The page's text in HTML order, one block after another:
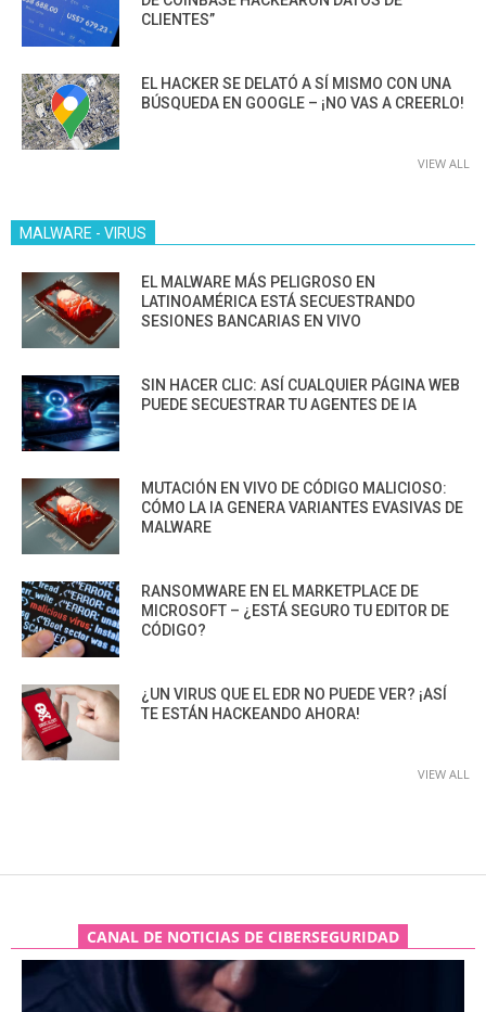
CLIENTES”
EL HACKER SE DELATÓ A SÍ MISMO CON UNA
BÚSQUEDA EN GOOGLE – ¡NO VAS A CREERLO!
VIEW ALL
MALWARE - VIRUS
EL MALWARE MÁS PELIGROSO EN
LATINOAMÉRICA ESTÁ SECUESTRANDO
SESIONES BANCARIAS EN VIVO
SIN HACER CLIC: ASÍ CUALQUIER PÁGINA WEB
PUEDE SECUESTRAR TU AGENTES DE IA
MUTACIÓN EN VIVO DE CÓDIGO MALICIOSO:
CÓMO LA IA GENERA VARIANTES EVASIVAS DE
MALWARE
RANSOMWARE EN EL MARKETPLACE DE
MICROSOFT – ¿ESTÁ SEGURO TU EDITOR DE
CÓDIGO?
¿UN VIRUS QUE EL EDR NO PUEDE VER? ¡ASÍ
TE ESTÁN HACKEANDO AHORA!
VIEW ALL
CANAL DE NOTICIAS DE CIBERSEGURIDAD